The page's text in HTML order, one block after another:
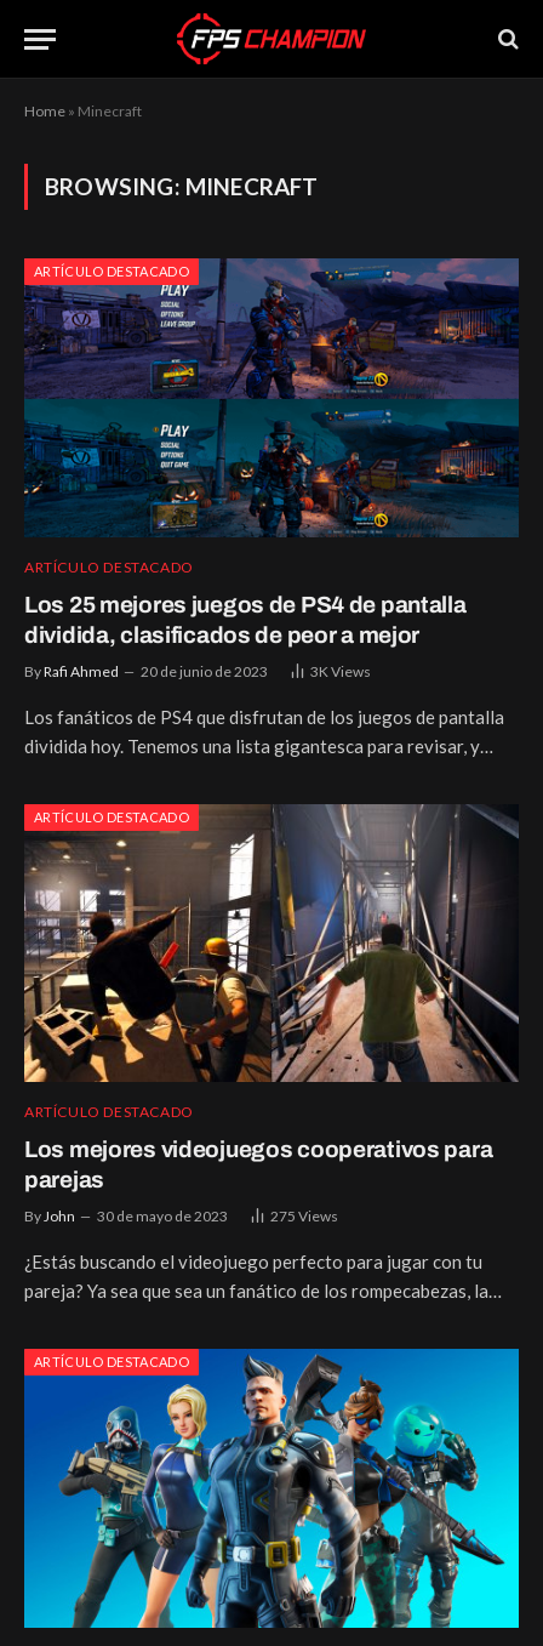
Home » Minecraft
BROWSING: MINECRAFT
ARTÍCULO DESTACADO
ARTÍCULO DESTACADO
Los 25 mejores juegos de PS4 de pantalla
dividida, clasificados de peor a mejor
ByRafi Ahmed 20 de junio de 2023 3K Views
Los fanáticos de PS4 que disfrutan de los juegos de pantalla
dividida hoy. Tenemos una lista gigantesca para revisar, y…
ARTÍCULO DESTACADO
ARTÍCULO DESTACADO
Los mejores videojuegos cooperativos para
parejas
ByJohn 30 de mayo de 2023 275 Views
¿Estás buscando el videojuego perfecto para jugar con tu
pareja? Ya sea que sea un fanático de los rompecabezas, la…
ARTÍCULO DESTACADO